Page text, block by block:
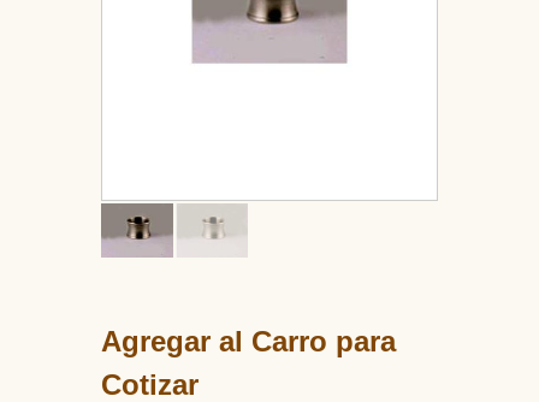
Agregar al Carro para
Cotizar